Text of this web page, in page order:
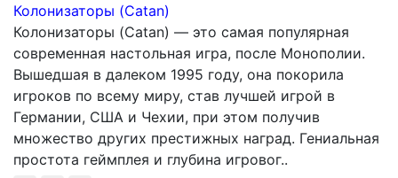
Колонизаторы (Catan)
Колонизаторы (Catan) — это самая популярная
современная настольная игра, после Монополии.
Вышедшая в далеком 1995 году, она покорила
игроков по всему миру, став лучшей игрой в
Германии, США и Чехии, при этом получив
множество других престижных наград. Гениальная
простота геймплея и глубина игровог..